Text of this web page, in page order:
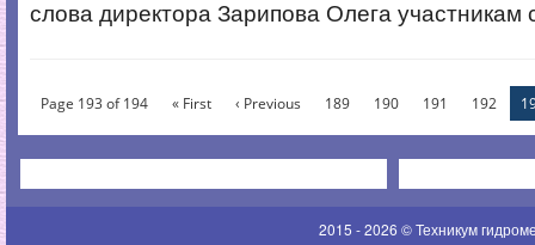
слова директора Зарипова Олега участникам
Page 193 of 194 « First ‹ Previous 189 190 191 192
2015 - 2026 © Техникум